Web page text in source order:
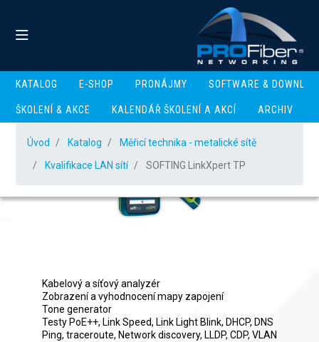
KATALOG E-SHOP PRONÁJMY SOFTWARE &
ŠKOLENÍ & AKCE KALENDÁŘ ŠKOLENÍ A AKCÍ ARCHIV
Úvod Katalog
Měřicí technika - metalické sítě
Kvalifikace LAN sítí
SOFTING LinkXpert TP
Kabelový a síťový analyzér
Zobrazení a vyhodnocení mapy zapojení
Tone generator
Testy PoE++, Link Speed, Link Light Blink, DHCP, DNS
Ping, traceroute, Network discovery, LLDP, CDP, VLAN